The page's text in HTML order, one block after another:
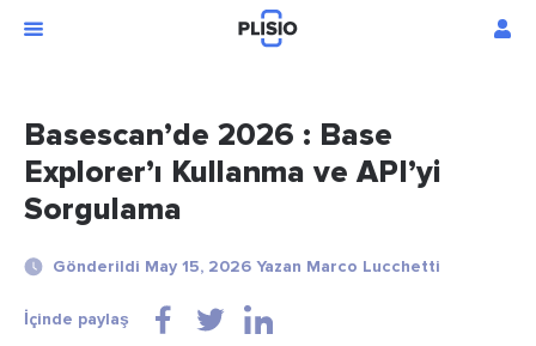
Basescan’de 2026 : Base
Explorer’ı Kullanma ve API’yi
Sorgulama
Gönderildi May 15, 2026 Yazan Marco Lucchetti
İçinde paylaş